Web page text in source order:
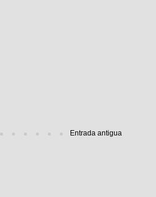
Entrada antigua